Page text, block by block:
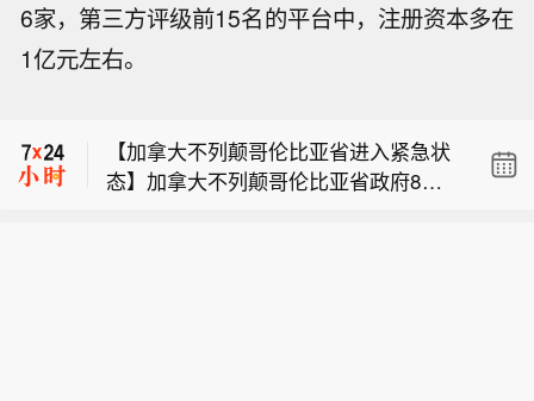
6家，第三方评级前15名的平台中，注册资本多在
1亿元左右。
伊朗外长阿拉格齐表示，只要美国继续
违反临时协议，就不会进行谈判。
示，目前伊朗与美国之间没有进行任何
谈判，但斡旋方仍在努力寻找恢复谈判
【加拿大不列颠哥伦比亚省进入紧急状
态】加拿大不列颠哥伦比亚省政府8月8